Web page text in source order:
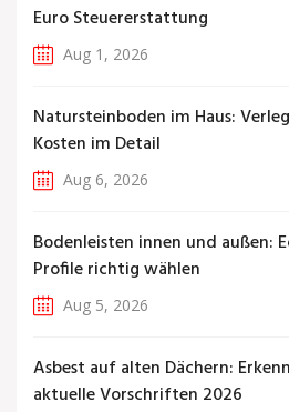
Euro Steuererstattung
Aug 1, 2026
Natursteinboden im Haus:
Kosten im Detail
Aug 6, 2026
Bodenleisten innen und außen:
Profile richtig wählen
Aug 5, 2026
Asbest auf alten Dächern:
aktuelle Vorschriften 2026